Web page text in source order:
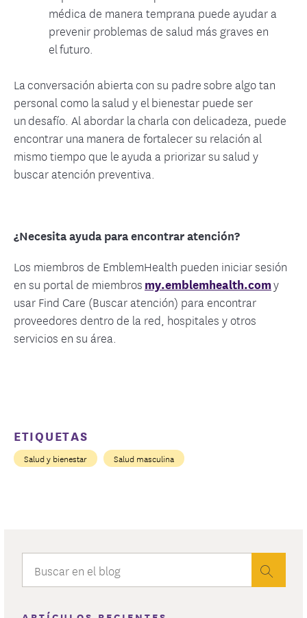
médica de manera temprana puede ayudar a
prevenir problemas de salud más graves en
el futuro.
La conversación abierta con su padre sobre algo tan
personal como la salud y el bienestar puede ser
un desafío. Al abordar la charla con delicadeza, puede
encontrar una manera de fortalecer su relación al
mismo tiempo que le ayuda a priorizar su salud y
buscar atención preventiva.
¿Necesita ayuda para encontrar atención?
Los miembros de EmblemHealth pueden iniciar sesión
en su portal de miembros my.emblemhealth.comy
usar Find Care (Buscar atención) para encontrar
proveedores dentro de la red, hospitales y otros
servicios en su área.
ETIQUETAS
Salud y bienestar Salud masculina